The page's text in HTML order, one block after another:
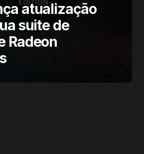
atualização
suite de
Radeon